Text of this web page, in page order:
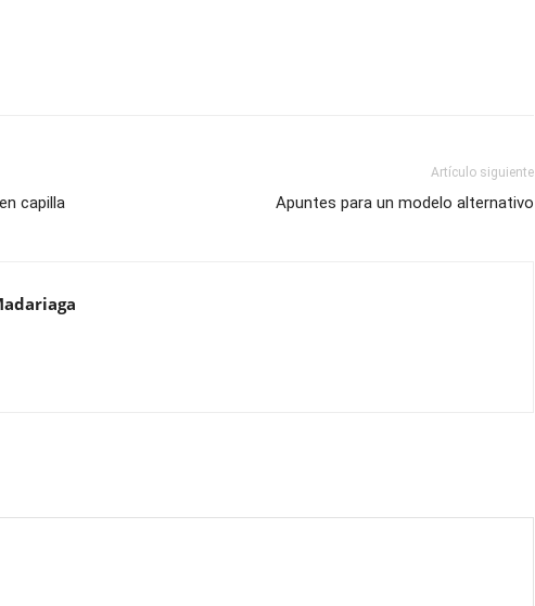
capilla
Artículo siguiente
Apuntes para un modelo alternativo